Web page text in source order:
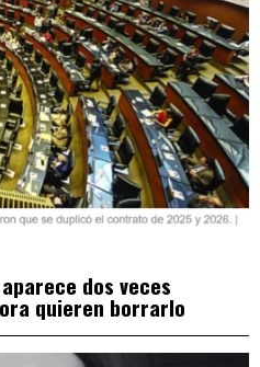
dos veces
quieren borrarlo